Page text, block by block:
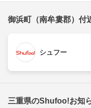
御浜町（南牟婁郡）
シュフー
三重県のShufoo!お知